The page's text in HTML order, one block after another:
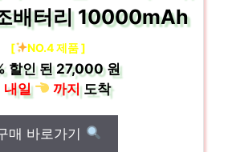
배터리 10000mAh
[ NO.4 제품 ]
할인 된27,000 원
내일
까지도착
매 바로가기